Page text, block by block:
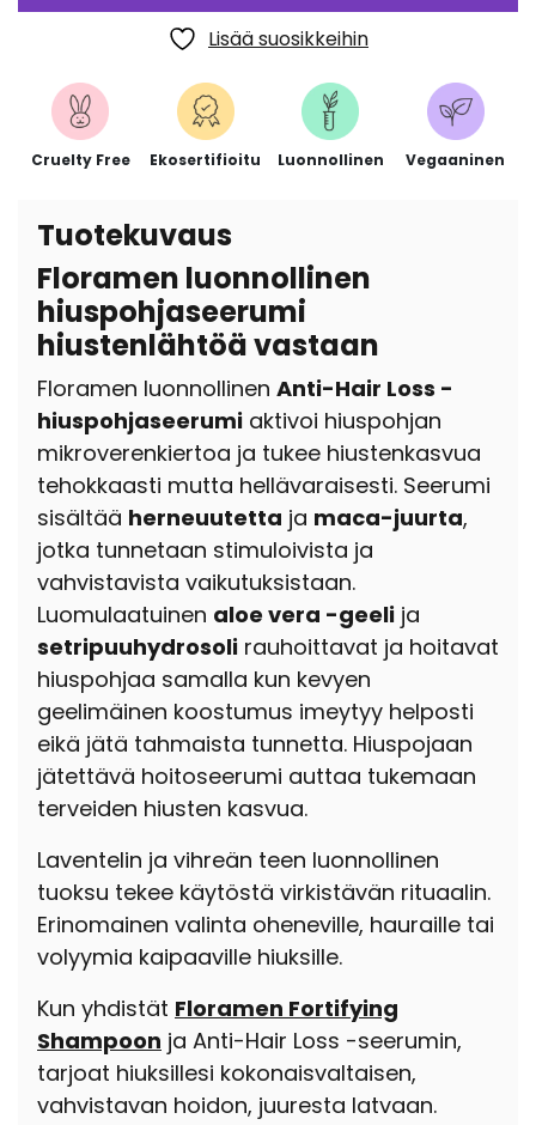
Lisää suosikkeihin
Cruelty Free Ekosertifioitu Luonnollinen Vegaaninen
Tuotekuvaus
Floramen luonnollinen
hiuspohjaseerumi
hiustenlähtöä vastaan
Floramen luonnollinen Anti-Hair Loss -
hiuspohjaseerumi aktivoi hiuspohjan
mikroverenkiertoa ja tukee hiustenkasvua
tehokkaasti mutta hellävaraisesti. Seerumi
sisältää herneuutetta ja maca-juurta,
jotka tunnetaan stimuloivista ja
vahvistavista vaikutuksistaan.
Luomulaatuinen aloe vera -geeli ja
setripuuhydrosoli rauhoittavat ja hoitavat
hiuspohjaa samalla kun kevyen
geelimäinen koostumus imeytyy helposti
eikä jätä tahmaista tunnetta. Hiuspojaan
jätettävä hoitoseerumi auttaa tukemaan
terveiden hiusten kasvua.
Laventelin ja vihreän teen luonnollinen
tuoksu tekee käytöstä virkistävän rituaalin.
Erinomainen valinta oheneville, hauraille tai
volyymia kaipaaville hiuksille.
Kun yhdistät Floramen Fortifying
Shampoon ja Anti-Hair Loss -seerumin,
tarjoat hiuksillesi kokonaisvaltaisen,
vahvistavan hoidon, juuresta latvaan.